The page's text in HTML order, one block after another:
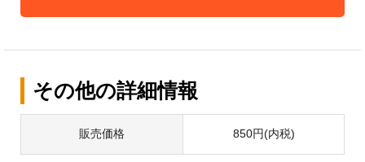
その他の詳細情報
販売価格 850円(内税)